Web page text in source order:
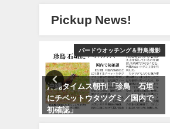
Pickup News!
バードウオッチング＆野鳥撮影
沖縄タイムス朝刊「珍鳥 石垣
にチベットウタツグミ／国内で
初確認」